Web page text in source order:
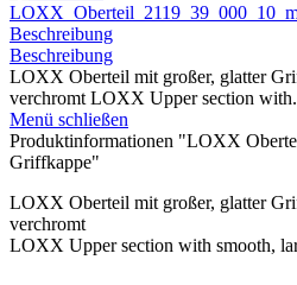
Beschreibung
Beschreibung
LOXX Oberteil mit großer, glatter
verchromt LOXX Upper section
Menü schließen
Produktinformationen "LOXX
Griffkappe"
LOXX Oberteil mit großer, glatter
verchromt
LOXX Upper section with smooth,